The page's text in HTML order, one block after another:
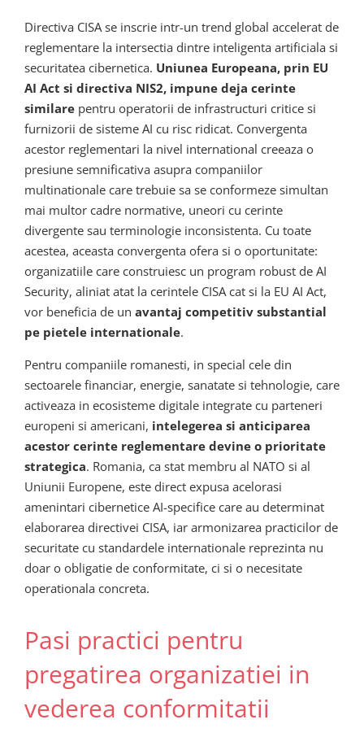
Directiva CISA se inscrie intr-un trend global accelerat de
reglementare la intersectia dintre inteligenta artificiala si
securitatea cibernetica. Uniunea Europeana, prin EU
AI Act si directiva NIS2, impune deja cerinte
similare pentru operatorii de infrastructuri critice si
furnizorii de sisteme AI cu risc ridicat. Convergenta
acestor reglementari la nivel international creeaza o
presiune semnificativa asupra companiilor
multinationale care trebuie sa se conformeze simultan
mai multor cadre normative, uneori cu cerinte
divergente sau terminologie inconsistenta. Cu toate
acestea, aceasta convergenta ofera si o oportunitate:
organizatiile care construiesc un program robust de AI
Security, aliniat atat la cerintele CISA cat si la EU AI Act,
vor beneficia de un avantaj competitiv substantial
pe pietele internationale.
Pentru companiile romanesti, in special cele din
sectoarele financiar, energie, sanatate si tehnologie, care
activeaza in ecosisteme digitale integrate cu parteneri
europeni si americani, intelegerea si anticiparea
acestor cerinte reglementare devine o prioritate
strategica. Romania, ca stat membru al NATO si al
Uniunii Europene, este direct expusa acelorasi
amenintari cibernetice AI-specifice care au determinat
elaborarea directivei CISA, iar armonizarea practicilor de
securitate cu standardele internationale reprezinta nu
doar o obligatie de conformitate, ci si o necesitate
operationala concreta.
Pasi practici pentru
pregatirea organizatiei in
vederea conformitatii